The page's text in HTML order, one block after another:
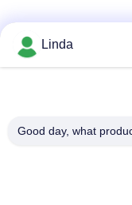
Linda
Good day, what